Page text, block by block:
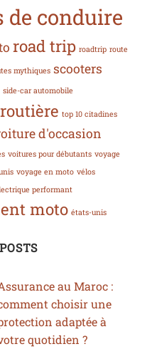
de conduire
road trip roadtrip route
mythiques scooters
side-car automobile
top 10 citadines
d'occasion
voitures pour débutants voyage
voyage en moto vélos
performant
moto états-unis
au Maroc :
choisir une
adaptée à
quotidien ?